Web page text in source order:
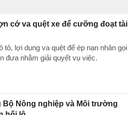
cớ va quệt xe để cưỡng đoạt tài
tô, lợi dụng va quệt để ép nạn nhân gọi
đưa nhằm giải quyết vụ việc.
Nông nghiệp và Môi trường